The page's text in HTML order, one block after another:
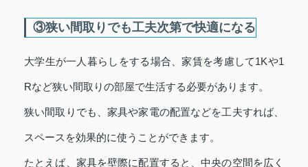
③狭い間取りでも工夫次第で快適になる
大学生が一人暮らしをする場合、家賃を考慮して1Kや1
Rなど狭い間取りの部屋で生活する必要があります。
狭い間取りでも、家具や家電の配置などを工夫すれば、
スペースを効果的に使うことができます。
たとえば、家具を壁際に配置すると、中央の空間を広く